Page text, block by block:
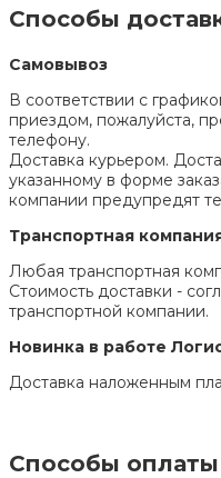
Способы
Самовывоз
В соответствии с
приездом, пожалуйста,
телефону.
Доставка курьером.
указанному в форме
компании предупредят
Транспортная
Любая транспортная
Стоимость доставки -
транспортной компании.
Новинка в работе
Доставка наложенным
Способы оплаты